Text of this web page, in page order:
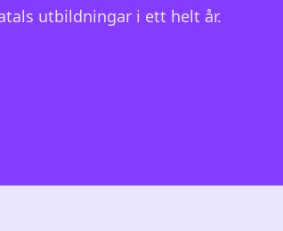
utbildningar i ett helt år.